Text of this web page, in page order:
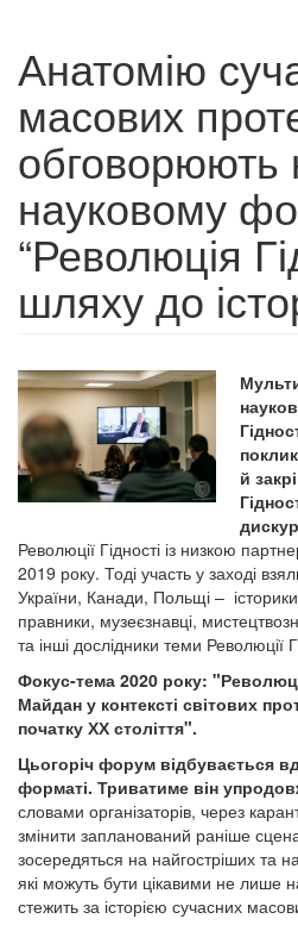
Анатомію
масових
обговорюють
науковому
“Революція
шляху до
й
Революції Гідності із низкою
2019 року. Тоді участь у заході
України, Канади, Польщі –
правники, музеєзнавці,
та інші дослідники теми Революції
Фокус-тема 2020 року­:
Майдан у контексті світових
початку ХХ століття".
Цьогоріч форум відбувається
форматі. Триватиме він
словами організаторів, через
змінити запланований раніше
зосередяться на найгостріших та
які можуть бути цікавими не лише
стежить за історією сучасних